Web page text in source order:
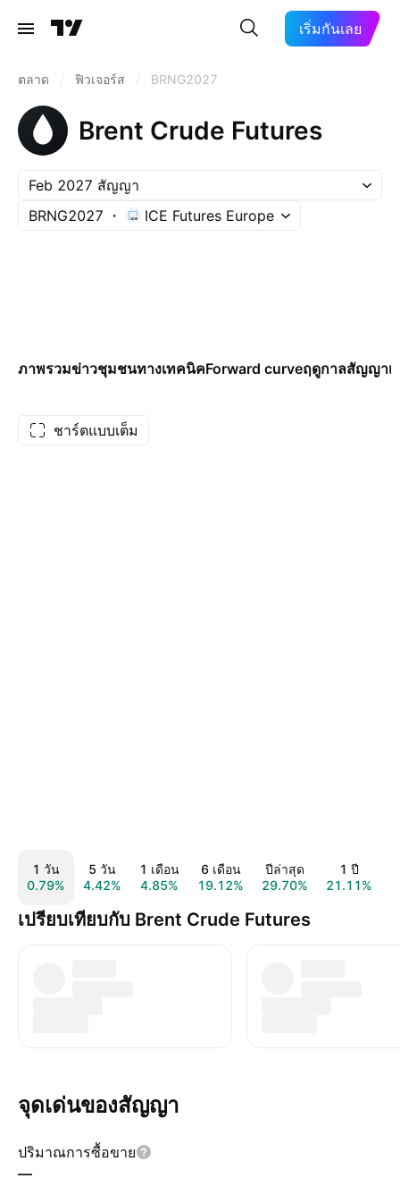
เริ่มกันเลย
ตลาด ฟิวเจอร์ส BRNG2027
Brent Crude Futures
Feb 2027 สัญญา
BRNG2027
ICE Futures Europe
ภาพรวมข่าวชุมชนทางเทคนิคForward curveฤดูกาลสัญญาเ
ชาร์ตแบบเต็ม
1 วัน
0.79%
5 วัน
4.42%
1 เดือน
4.85%
6 เดือน
19.12%
ปีล่าสุด
29.70%
1 ปี
21.11%
เปรียบเทียบกับ Brent Crude Futures
จุดเด่นของสัญญา
ปริมาณการซื้อขาย
—